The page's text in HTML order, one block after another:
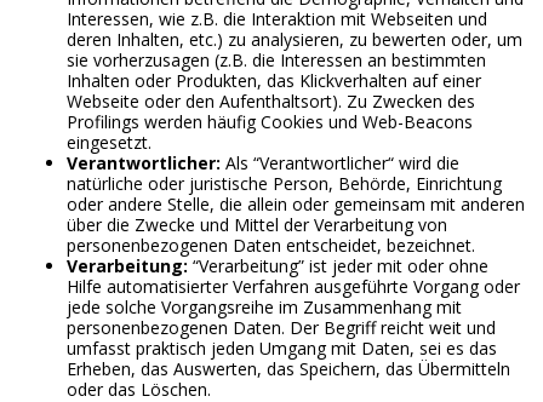
Interessen, wie z.B. die Interaktion mit Webseiten und
deren Inhalten, etc.) zu analysieren, zu bewerten oder, um
sie vorherzusagen (z.B. die Interessen an bestimmten
Inhalten oder Produkten, das Klickverhalten auf einer
Webseite oder den Aufenthaltsort). Zu Zwecken des
Profilings werden häufig Cookies und Web-Beacons
eingesetzt.
Verantwortlicher: Als “Verantwortlicher“ wird die
natürliche oder juristische Person, Behörde, Einrichtung
oder andere Stelle, die allein oder gemeinsam mit anderen
über die Zwecke und Mittel der Verarbeitung von
personenbezogenen Daten entscheidet, bezeichnet.
Verarbeitung: “Verarbeitung” ist jeder mit oder ohne
Hilfe automatisierter Verfahren ausgeführte Vorgang oder
jede solche Vorgangsreihe im Zusammenhang mit
personenbezogenen Daten. Der Begriff reicht weit und
umfasst praktisch jeden Umgang mit Daten, sei es das
Erheben, das Auswerten, das Speichern, das Übermitteln
oder das Löschen.